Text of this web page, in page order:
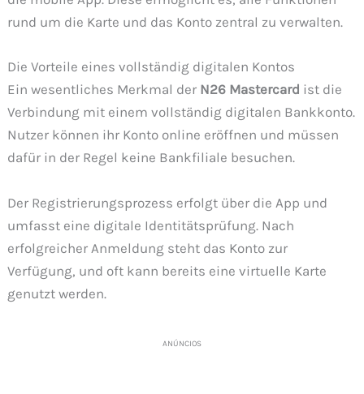
rund um die Karte und das Konto zentral zu verwalten.
Die Vorteile eines vollständig digitalen Kontos
Ein wesentliches Merkmal der N26 Mastercard ist die
Verbindung mit einem vollständig digitalen Bankkonto.
Nutzer können ihr Konto online eröffnen und müssen
dafür in der Regel keine Bankfiliale besuchen.
Der Registrierungsprozess erfolgt über die App und
umfasst eine digitale Identitätsprüfung. Nach
erfolgreicher Anmeldung steht das Konto zur
Verfügung, und oft kann bereits eine virtuelle Karte
genutzt werden.
ANÚNCIOS